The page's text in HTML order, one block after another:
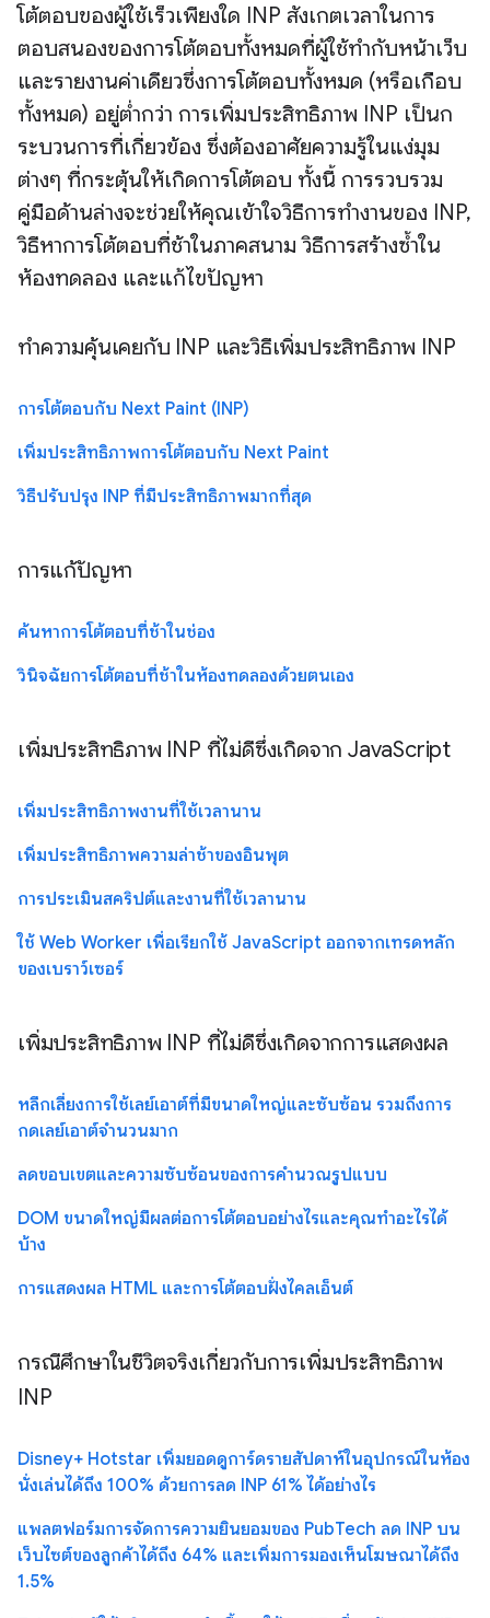
โต้ตอบของผู้ใช้เร็วเพียงใด INP สังเกตเวลาในการ
ตอบสนองของการโต้ตอบทั้งหมดที่ผู้ใช้ทำกับหน้าเว็บ
และรายงานค่าเดียวซึ่งการโต้ตอบทั้งหมด (หรือเกือบ
ทั้งหมด) อยู่ต่ำกว่า การเพิ่มประสิทธิภาพ INP เป็นก
ระบวนการที่เกี่ยวข้อง ซึ่งต้องอาศัยความรู้ในแง่มุม
ต่างๆ ที่กระตุ้นให้เกิดการโต้ตอบ ทั้งนี้ การรวบรวม
คู่มือด้านล่างจะช่วยให้คุณเข้าใจวิธีการทำงานของ INP,
วิธีหาการโต้ตอบที่ช้าในภาคสนาม วิธีการสร้างซ้ำใน
ห้องทดลอง และแก้ไขปัญหา
ทำความคุ้นเคยกับ INP และวิธีเพิ่มประสิทธิภาพ INP
การโต้ตอบกับ Next Paint (INP)
เพิ่มประสิทธิภาพการโต้ตอบกับ Next Paint
วิธีปรับปรุง INP ที่มีประสิทธิภาพมากที่สุด
การแก้ปัญหา
ค้นหาการโต้ตอบที่ช้าในช่อง
วินิจฉัยการโต้ตอบที่ช้าในห้องทดลองด้วยตนเอง
เพิ่มประสิทธิภาพ INP ที่ไม่ดีซึ่งเกิดจาก JavaScript
เพิ่มประสิทธิภาพงานที่ใช้เวลานาน
เพิ่มประสิทธิภาพความล่าช้าของอินพุต
การประเมินสคริปต์และงานที่ใช้เวลานาน
ใช้ Web Worker เพื่อเรียกใช้ JavaScript ออกจากเทรดหลัก
ของเบราว์เซอร์
เพิ่มประสิทธิภาพ INP ที่ไม่ดีซึ่งเกิดจากการแสดงผล
หลีกเลี่ยงการใช้เลย์เอาต์ที่มีขนาดใหญ่และซับซ้อน รวมถึงการ
กดเลย์เอาต์จำนวนมาก
ลดขอบเขตและความซับซ้อนของการคำนวณรูปแบบ
DOM ขนาดใหญ่มีผลต่อการโต้ตอบอย่างไรและคุณทำอะไรได้
บ้าง
การแสดงผล HTML และการโต้ตอบฝั่งไคลเอ็นต์
กรณีศึกษาในชีวิตจริงเกี่ยวกับการเพิ่มประสิทธิภาพ
INP
Disney+ Hotstar เพิ่มยอดดูการ์ดรายสัปดาห์ในอุปกรณ์ในห้อง
นั่งเล่นได้ถึง 100% ด้วยการลด INP 61% ได้อย่างไร
แพลตฟอร์มการจัดการความยินยอมของ PubTech ลด INP บน
เว็บไซต์ของลูกค้าได้ถึง 64% และเพิ่มการมองเห็นโฆษณาได้ถึง
1.5%